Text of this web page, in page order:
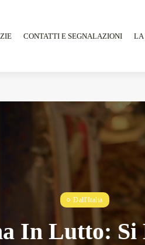
CONTATTI E SEGNALAZIONI LA
Tarantarte Al Festival
Dall'Italia
In Lutto: Si